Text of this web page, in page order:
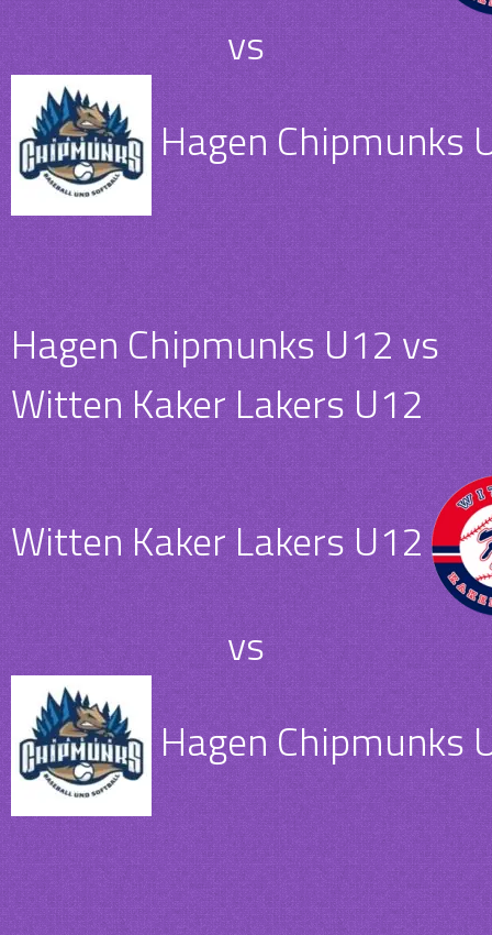
vs
Hagen Chipmunks
Hagen Chipmunks U12 vs
Witten Kaker Lakers U12
Witten Kaker Lakers U12
vs
Hagen Chipmunks